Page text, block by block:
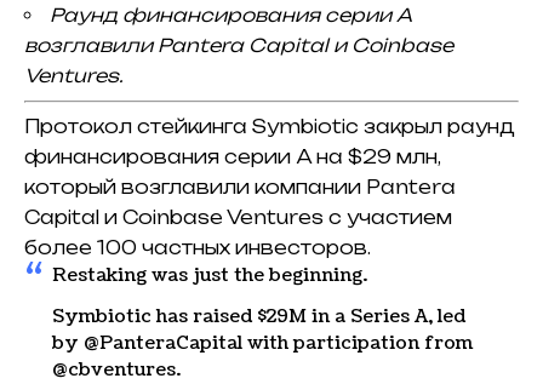
Раунд финансирования серии А
возглавили Pantera Capital и Coinbase
Ventures.
Протокол стейкинга Symbiotic закрыл раунд
финансирования серии A на $29 млн,
который возглавили компании Pantera
Capital и Coinbase Ventures с участием
более 100 частных инвесторов.
Restaking was just the beginning.
Symbiotic has raised $29M in a Series A, led
by @PanteraCapital with participation from
@cbventures.